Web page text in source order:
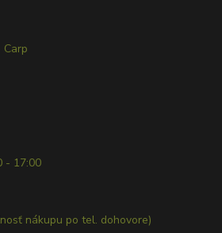
Carp
- 17:00
nákupu po tel. dohovore)